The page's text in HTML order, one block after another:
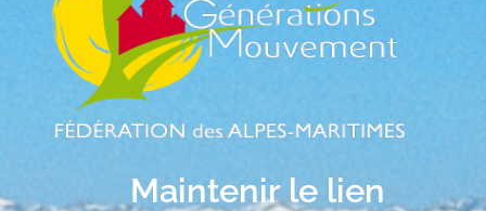
Maintenir le lien